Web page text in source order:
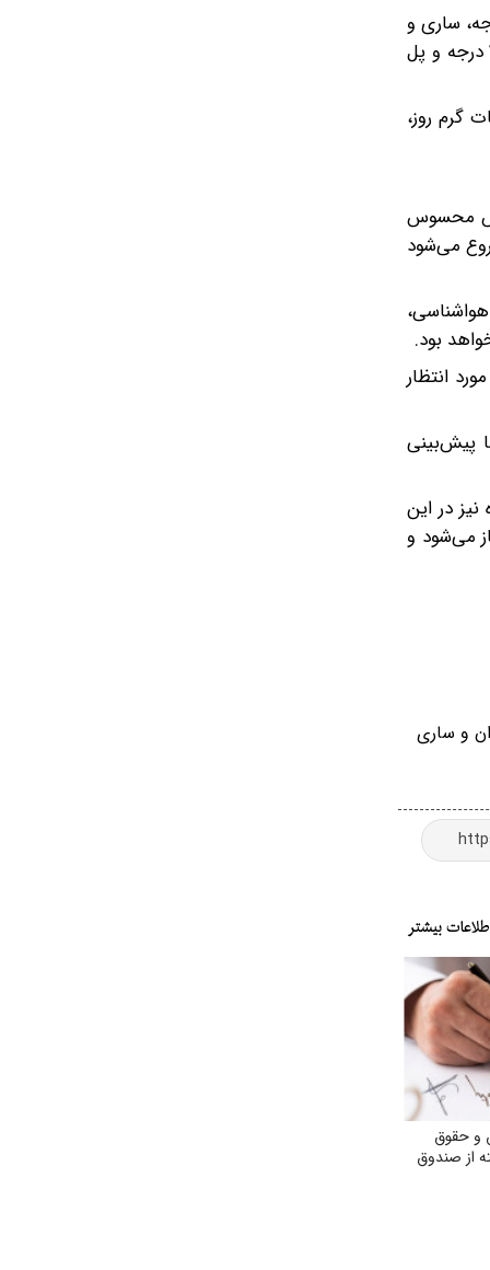
از مرز ۴۰ درجه عبور کرده بود، ادامه داد: علاوه بر دشت‌ناز میاندورود، جویبار با ۴۶.۵ درجه، ساری و
گلوگاه با ۴۵.۹ درجه، قراخیل قائمشهر با ۴۵.۸ درجه، شیاده بابل با ۴۳.۹ درجه، بابلسر با ۴۲.۸ درجه، بندرامیرآباد بهشهر با ۴۲.۴ درجه و پل
گرم روز،
محسوس
می‌شود
بود.
انتظار
پیش‌بینی
در این
می‌شود و
و ساری
و حقوق
از صندوق